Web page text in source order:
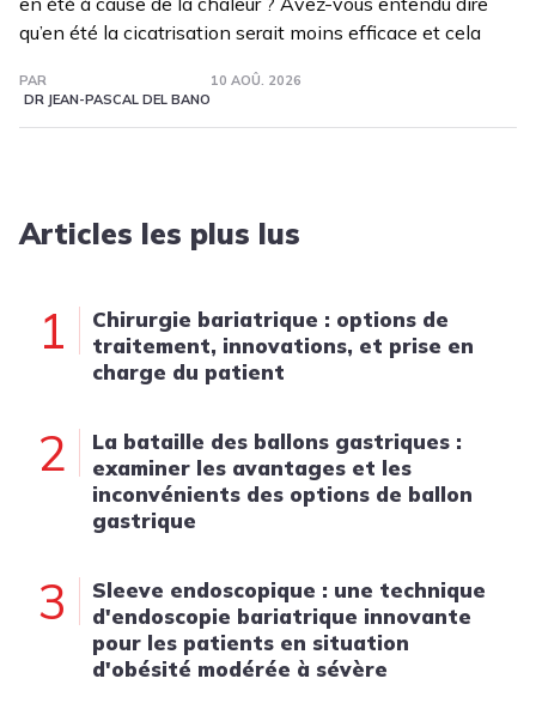
qu’en été la cicatrisation serait moins efficace et cela
PAR
DR JEAN-PASCAL DEL BANO
10 AOÛ. 2026
Articles les plus lus
1
Chirurgie bariatrique : options de
traitement, innovations, et prise en
charge du patient
2
La bataille des ballons gastriques :
examiner les avantages et les
inconvénients des options de ballon
gastrique
3
Sleeve endoscopique : une technique
d'endoscopie bariatrique innovante
pour les patients en situation
d'obésité modérée à sévère